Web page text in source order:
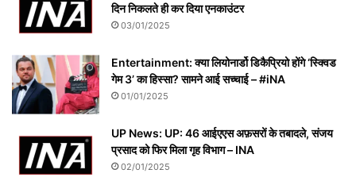
दिन निकलते ही कर दिया एनकाउंटर
03/01/2025
Entertainment: क्या लियोनार्डो डिकैप्रियो होंगे ‘स्क्विड
गेम 3’ का हिस्सा? सामने आई सच्चाई – #iNA
01/01/2025
UP News: UP: 46 आईएएस अफ़सरों के तबादले, संजय
प्रसाद को फिर मिला गृह विभाग – INA
02/01/2025